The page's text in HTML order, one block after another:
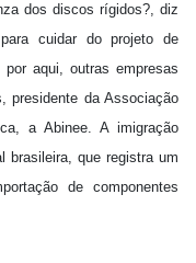
dos discos rígidos?, diz
cuidar do projeto de
aqui, outras empresas
presidente da Associação
a Abinee. A imigração
brasileira, que registra um
de componentes